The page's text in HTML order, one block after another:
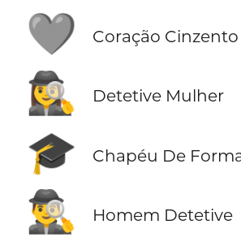
🩶 Coração Cinzento
🕵️‍♀️ Detetive Mulher
🎓 Chapéu De
🕵️‍♂️ Homem Detetive